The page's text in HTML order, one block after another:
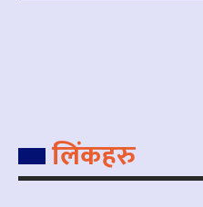
लिंकहरु